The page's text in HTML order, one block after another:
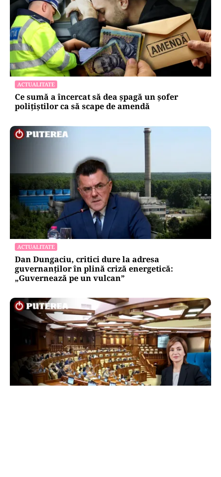
ACTUALITATE
Ce sumă a încercat să dea șpagă un șofer
polițiștilor ca să scape de amendă
ACTUALITATE
Dan Dungaciu, critici dure la adresa
guvernanților în plină criză energetică:
„Guvernează pe un vulcan”